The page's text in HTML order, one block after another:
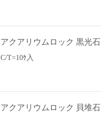
アクアリウムロック 黒光石
C/T=10ｹ入
アクアリウムロック 貝堆石